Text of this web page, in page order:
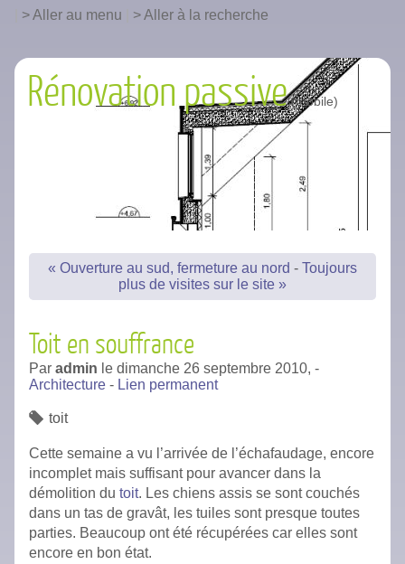
Rénovation passive
Aller au menu Aller à la recherche
« Ouverture au sud, fermeture au nord - Toujours
plus de visites sur le site »
Toit en souffrance
Par admin le dimanche 26 septembre 2010, -
Architecture - Lien permanent
toit
Cette semaine a vu l’arrivée de l’échafaudage, encore
incomplet mais suffisant pour avancer dans la
démolition du toit. Les chiens assis se sont couchés
dans un tas de gravât, les tuiles sont presque toutes
parties. Beaucoup ont été récupérées car elles sont
encore en bon état.